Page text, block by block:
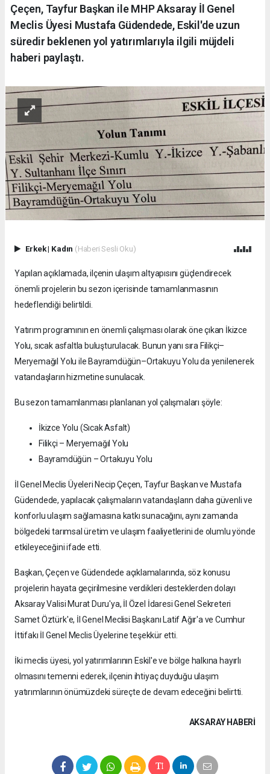
Çeçen, Tayfur Başkan ile MHP Aksaray İl Genel
Meclis Üyesi Mustafa Güdendede, Eskil'de uzun
süredir beklenen yol yatırımlarıyla ilgili müjdeli
haberi paylaştı.
Erkek| Kadın (Haberi Sesli Oku)
Yapılan açıklamada, ilçenin ulaşım altyapısını güçlendirecek
önemli projelerin bu sezon içerisinde tamamlanmasının
hedeflendiği belirtildi.
Yatırım programının en önemli çalışması olarak öne çıkan İkizce
Yolu, sıcak asfaltla buluşturulacak. Bunun yanı sıra Filikçi–
Meryemağıl Yolu ile Bayramdüğün–Ortakuyu Yolu da yenilenerek
vatandaşların hizmetine sunulacak.
Bu sezon tamamlanması planlanan yol çalışmaları şöyle:
İkizce Yolu (Sıcak Asfalt)
Filikçi – Meryemağıl Yolu
Bayramdüğün – Ortakuyu Yolu
İl Genel Meclis Üyeleri Necip Çeçen, Tayfur Başkan ve Mustafa
Güdendede, yapılacak çalışmaların vatandaşların daha güvenli ve
konforlu ulaşım sağlamasına katkı sunacağını, aynı zamanda
bölgedeki tarımsal üretim ve ulaşım faaliyetlerini de olumlu yönde
etkileyeceğini ifade etti.
Başkan, Çeçen ve Güdendede açıklamalarında, söz konusu
projelerin hayata geçirilmesine verdikleri desteklerden dolayı
Aksaray Valisi Murat Duru'ya, İl Özel İdaresi Genel Sekreteri
Samet Öztürk'e, İl Genel Meclisi Başkanı Latif Ağır'a ve Cumhur
İttifakı İl Genel Meclis Üyelerine teşekkür etti.
İki meclis üyesi, yol yatırımlarının Eskil'e ve bölge halkına hayırlı
olmasını temenni ederek, ilçenin ihtiyaç duyduğu ulaşım
yatırımlarının önümüzdeki süreçte de devam edeceğini belirtti.
AKSARAY HABERİ